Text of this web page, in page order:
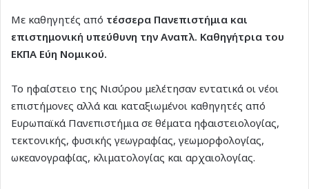
Με καθηγητές από τέσσερα Πανεπιστήμια και
επιστημονική υπεύθυνη την Αναπλ. Καθηγήτρια του
ΕΚΠΑ Εύη Νομικού.
Το ηφαίστειο της Νισύρου μελέτησαν εντατικά οι νέοι
επιστήμονες αλλά και καταξιωμένοι καθηγητές από
Ευρωπαϊκά Πανεπιστήμια σε θέματα ηφαιστειολογίας,
τεκτονικής, φυσικής γεωγραφίας, γεωμορφολογίας,
ωκεανογραφίας, κλιματολογίας και αρχαιολογίας.